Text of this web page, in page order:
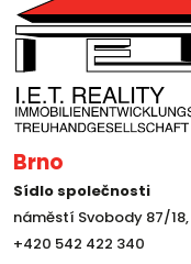
Brno
Sídlo společnosti
náměstí Svobody 87/
+420 542 422 340